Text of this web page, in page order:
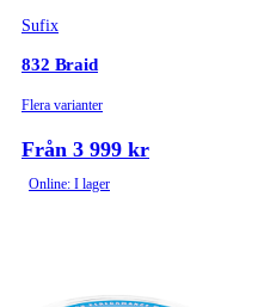
Sufix
832 Braid
Flera varianter
Från 3 999 kr
Online: I lager